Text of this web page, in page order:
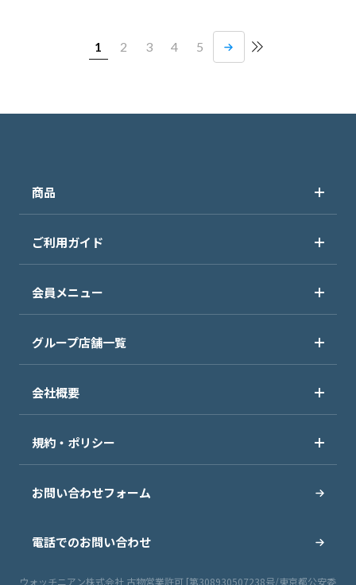
1 2 3 4 5
商品
ご利用ガイド
会員メニュー
グループ店舗一覧
会社概要
規約・ポリシー
お問い合わせフォーム
電話でのお問い合わせ
ウォッチニアン株式会社 古物営業許可 [第308930507238号/東京都公安委